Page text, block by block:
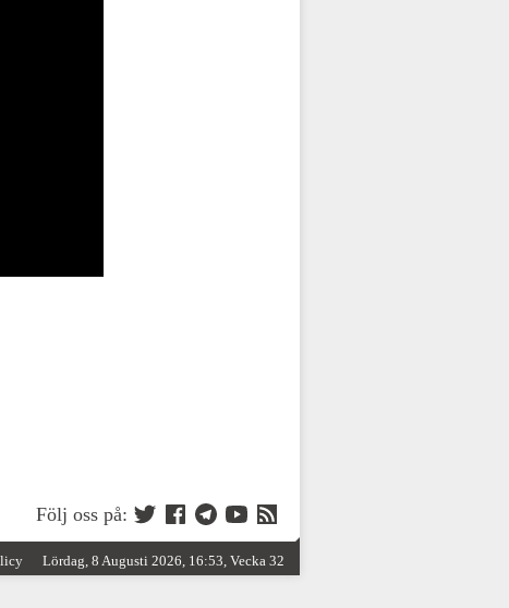
Följ oss på:
Lördag, 8 Augusti 2026, 16:53, Vecka 32